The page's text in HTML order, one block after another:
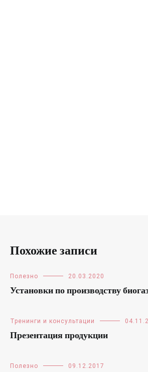
Похожие записи
Полезно 20.03.2020
Установки по производству
Тренинги и консультации
Презентация продукции
Полезно 09.12.2017